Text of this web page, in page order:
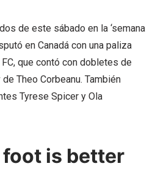
de este sábado en la ‘semana
en Canadá con una paliza
que contó con dobletes de
Theo Corbeanu. También
Tyrese Spicer y Ola
is better